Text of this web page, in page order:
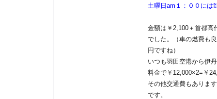
土曜日am１：００には
金額は￥2,100＋首都高
でした。（車の燃費も
円ですね）
いつも羽田空港から伊
料金で￥12,000×2=￥
その他交通費もありま
です。